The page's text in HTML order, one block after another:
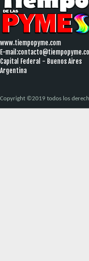
www.tiempopyme.com
E-mail:
Capital Federal - Buenos Aires
Argentina
Copyright ©2019 todos los